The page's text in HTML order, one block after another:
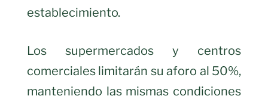
establecimiento.
Los supermercados y centros
comerciales limitarán su aforo al 50%,
manteniendo las mismas condiciones